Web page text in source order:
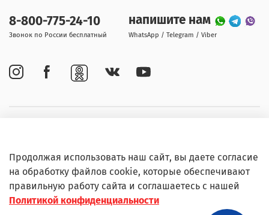
Информация
8-800-775-24-10
Звонок по России бесплатный
напишите нам
WhatsApp / Telegram / Viber
Продолжая использовать наш сайт, вы даете согласие
на обработку файлов cookie, которые обеспечивают
правильную работу сайта и соглашаетесь с нашей
Политикой конфиденциальности